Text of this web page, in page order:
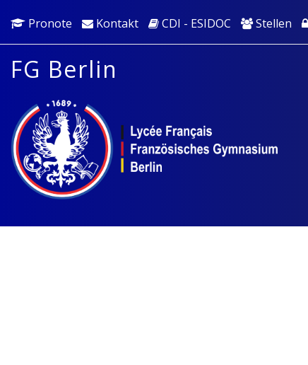
Pronote Kontakt CDI - ESIDOC Stellen
FG Berlin